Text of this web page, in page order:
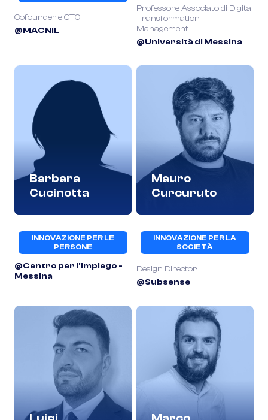
Cofounder e CTO
@MACNIL
Professore Associato di Digital
Transformation
Management
@Università di Messina
Barbara
Cucinotta
INNOVAZIONE PER LE
PERSONE
@Centro per l'Impiego -
Messina
Mauro
Curcuruto
INNOVAZIONE PER LA
SOCIETÀ
Design Director
@Subsense